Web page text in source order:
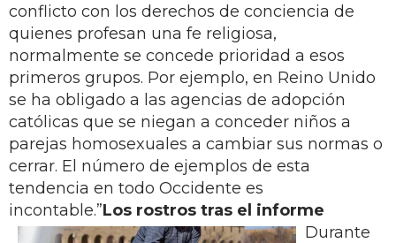
conflicto con los derechos de conciencia de
quienes profesan una fe religiosa,
normalmente se concede prioridad a esos
primeros grupos. Por ejemplo, en Reino Unido
se ha obligado a las agencias de adopción
católicas que se niegan a conceder niños a
parejas homosexuales a cambiar sus normas o
cerrar. El número de ejemplos de esta
tendencia en todo Occidente es
incontable.”Los rostros tras el informe
Durante